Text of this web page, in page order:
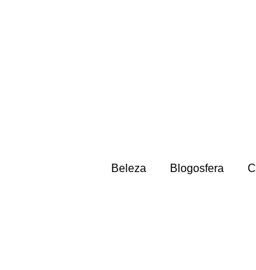
Beleza Blogosfera